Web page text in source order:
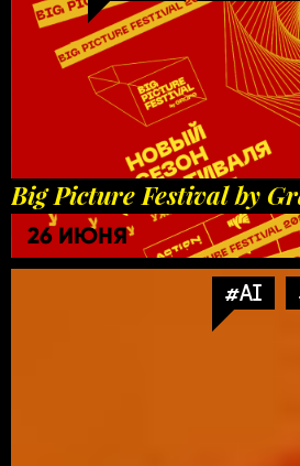
Big Picture Festival by
26 ИЮНЯ
#AI